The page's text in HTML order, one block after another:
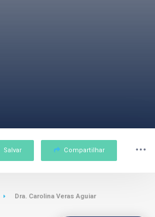
Salvar Compartilhar
Dra. Carolina Veras Aguiar